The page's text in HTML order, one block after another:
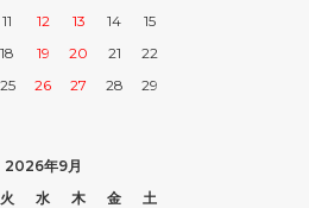
11 12 13 14
15
18 19 20 21
22
25 26 27 28
29
2026年9月
火 水 木 金
土